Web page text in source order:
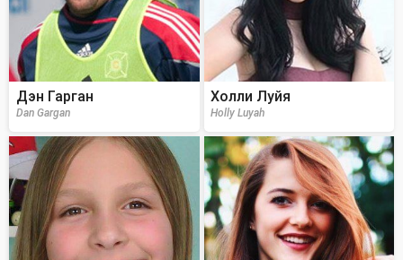
Дэн Гарган
Dan Gargan
Холли Луйя
Holly Luyah